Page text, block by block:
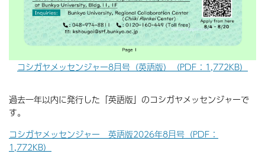
コシガヤメッセンジャー8月号（英語版）（PDF：1,772KB）
過去一年以内に発行した「英語版」のコシガヤメッセンジャーで
す。
コシガヤメッセンジャー 英語版2026年8月号（PDF：
1,772KB）